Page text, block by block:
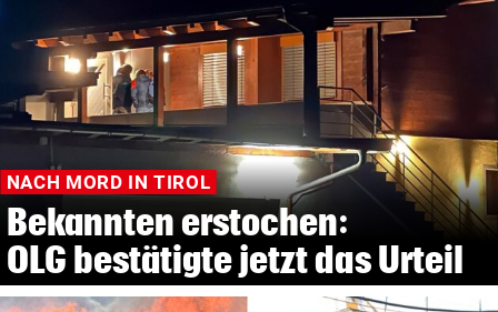
NACH MORD IN TIROL
Bekannten erstochen:
OLG bestätigte jetzt das Urteil